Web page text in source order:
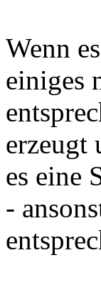
Wenn
einiges
erzeugt
es eine
-